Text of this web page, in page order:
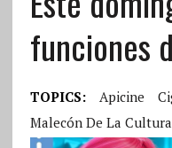
funciones
TOPICS: Apicine
Malecón De La Cultura